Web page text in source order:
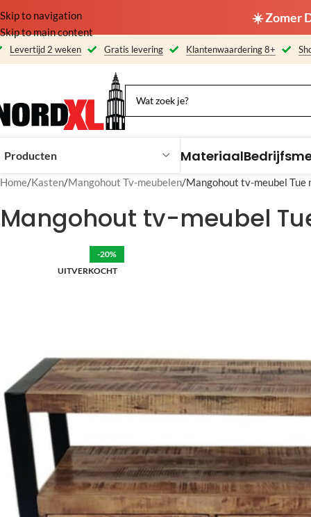
☀️ Zomer
Skip to navigation
Skip to main content
Levertijd 2 weken Gratis levering Klantenwaardering 8+
Producten Materiaal
Home Kasten Mangohout Tv-meubelen Mangohout tv-meubel Tue
Mangohout tv-meubel
-20%
UITVERKOCHT